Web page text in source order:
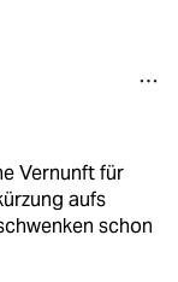
Vernunft für
aufs
schon